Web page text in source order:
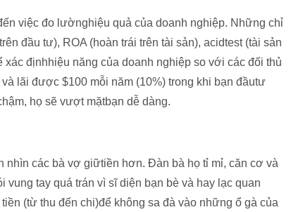
việc đo lườnghiệu quả của doanh nghiệp. Những chỉ
đầu tư), ROA (hoàn trái trên tài sản), acidtest (tài sản
địnhhiệu năng của doanh nghiệp so với các đối thủ
lãi được $100 mỗi năm (10%) trong khi bạn đầutư
họ sẽ vượt mặtbạn dễ dàng.
nhìn các bà vợ giữtiền hơn. Đàn bà họ tỉ mỉ, căn cơ và
tay quá trán vì sĩ diện bạn bè và hay lạc quan
(từ thu đến chi)để không sa đà vào những ổ gà của